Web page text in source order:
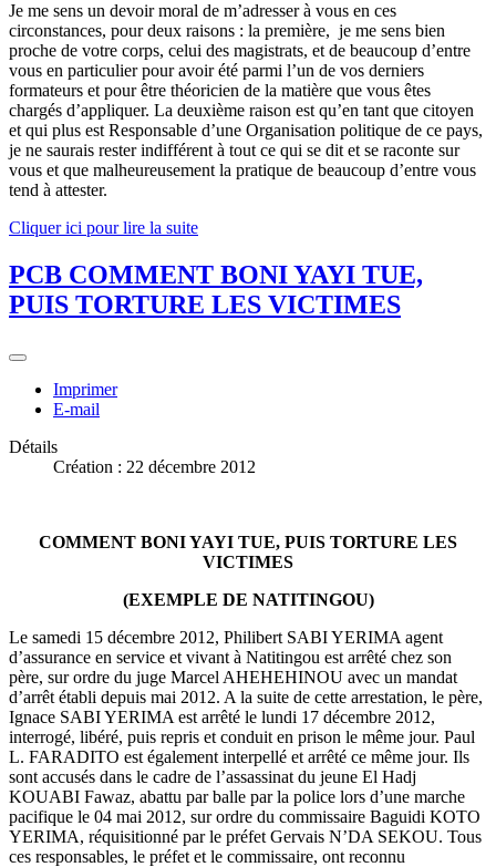
Je me sens un devoir moral de m’adresser à vous en ces
circonstances, pour deux raisons : la première, je me sens bien
proche de votre corps, celui des magistrats, et de beaucoup d’entre
vous en particulier pour avoir été parmi l’un de vos derniers
formateurs et pour être théoricien de la matière que vous êtes
chargés d’appliquer. La deuxième raison est qu’en tant que citoyen
et qui plus est Responsable d’une Organisation politique de ce pays,
je ne saurais rester indifférent à tout ce qui se dit et se raconte sur
vous et que malheureusement la pratique de beaucoup d’entre vous
tend à attester.
Cliquer ici pour lire la suite
PCB COMMENT BONI YAYI TUE,
PUIS TORTURE LES VICTIMES
Imprimer
E-mail
Détails
Création : 22 décembre 2012
COMMENT BONI YAYI TUE, PUIS TORTURE LES
VICTIMES
(EXEMPLE DE NATITINGOU)
Le samedi 15 décembre 2012, Philibert SABI YERIMA agent
d’assurance en service et vivant à Natitingou est arrêté chez son
père, sur ordre du juge Marcel AHEHEHINOU avec un mandat
d’arrêt établi depuis mai 2012. A la suite de cette arrestation, le père,
Ignace SABI YERIMA est arrêté le lundi 17 décembre 2012,
interrogé, libéré, puis repris et conduit en prison le même jour. Paul
L. FARADITO est également interpellé et arrêté ce même jour. Ils
sont accusés dans le cadre de l’assassinat du jeune El Hadj
KOUABI Fawaz, abattu par balle par la police lors d’une marche
pacifique le 04 mai 2012, sur ordre du commissaire Baguidi KOTO
YERIMA, réquisitionné par le préfet Gervais N’DA SEKOU. Tous
ces responsables, le préfet et le commissaire, ont reconnu